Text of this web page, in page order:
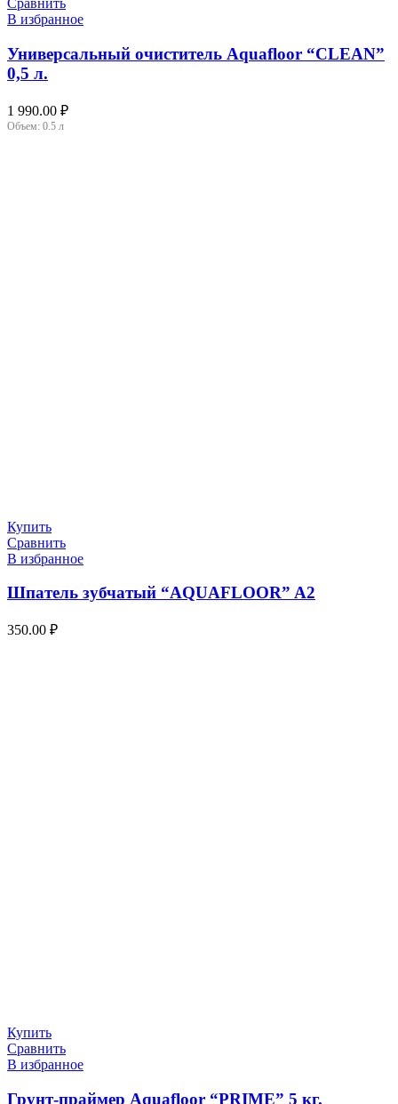
Сравнить
В избранное
Универсальный очиститель Aquafloor “CLEAN”
0,5 л.
1 990.00 ₽
Объем: 0.5 л
Купить
Сравнить
В избранное
Шпатель зубчатый “AQUAFLOOR” A2
350.00 ₽
Купить
Сравнить
В избранное
Грунт-праймер Aquafloor “PRIME” 5 кг.